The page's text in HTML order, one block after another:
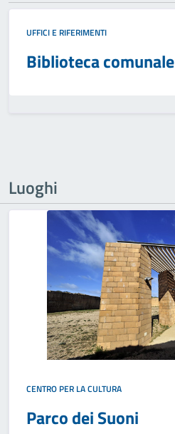
UFFICI E RIFERIMENTI
Biblioteca comunale
Luoghi
CENTRO PER LA CULTURA
Parco dei Suoni